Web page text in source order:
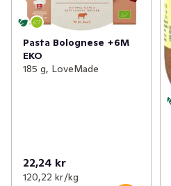
Pasta Bolognese +6M
EKO
185 g, LoveMade
22,24 kr
120,22 kr /kg